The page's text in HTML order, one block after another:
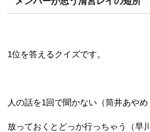
1位を答えるクイズです。
人の話を1回で聞かない（筒井あやめ
放っておくとどっか行っちゃう（早